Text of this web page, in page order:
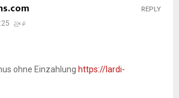
ညနေ
ohne Einzahlung https://lardi-
REPLY